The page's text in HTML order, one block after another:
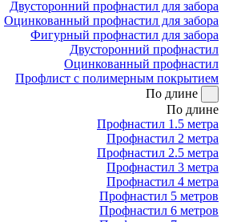
Двусторонний профнастил для забора
Оцинкованный профнастил для забора
Фигурный профнастил для забора
Двусторонний профнастил
Оцинкованный профнастил
Профлист с полимерным покрытием
По длине
По длине
Профнастил 1.5 метра
Профнастил 2 метра
Профнастил 2.5 метра
Профнастил 3 метра
Профнастил 4 метра
Профнастил 5 метров
Профнастил 6 метров